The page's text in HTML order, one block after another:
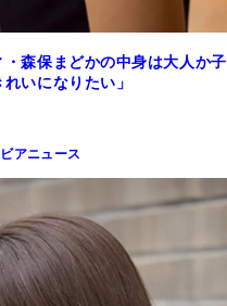
森保まどかの中身は大人か子
いになりたい」
アニュース